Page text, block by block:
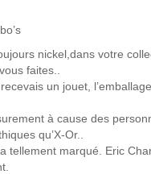
nickel,dans votre
faites..
un jouet,
à cause des
qu’X-Or..
tellement marqué. Eric